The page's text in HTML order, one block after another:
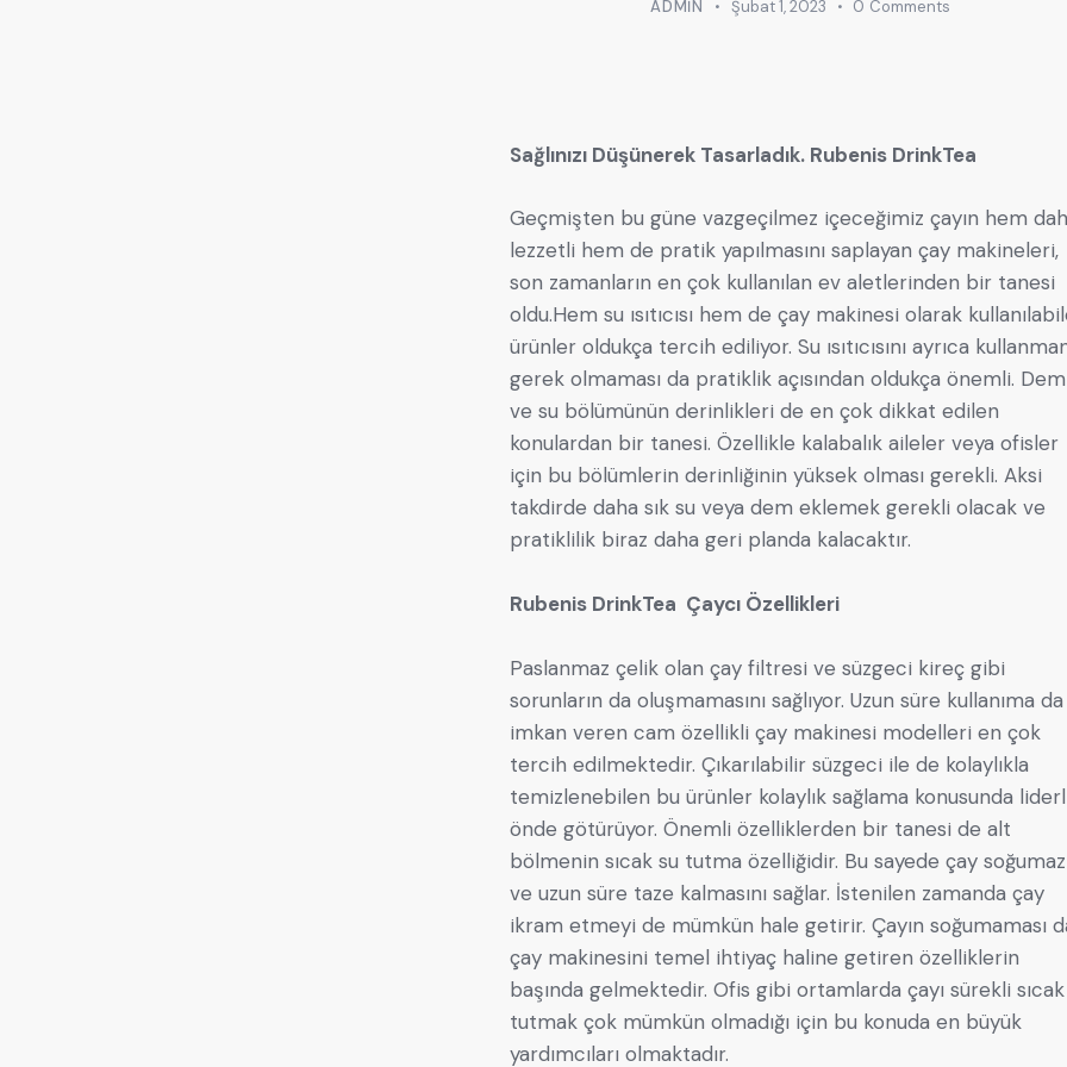
ADMIN Şubat 1, 2023 0 Comments
Sağlınızı Düşünerek Tasarladık. Rubenis DrinkTea
Geçmişten bu güne vazgeçilmez içeceğimiz çayın hem
lezzetli hem de pratik yapılmasını saplayan çay makineleri,
son zamanların en çok kullanılan ev aletlerinden bir tanesi
oldu.Hem su ısıtıcısı hem de çay makinesi olarak
ürünler oldukça tercih ediliyor. Su ısıtıcısını ayrıca
gerek olmaması da pratiklik açısından oldukça önemli.
ve su bölümünün derinlikleri de en çok dikkat edilen
konulardan bir tanesi. Özellikle kalabalık aileler veya ofisler
için bu bölümlerin derinliğinin yüksek olması gerekli. Aksi
takdirde daha sık su veya dem eklemek gerekli olacak ve
pratiklilik biraz daha geri planda kalacaktır.
Rubenis DrinkTea Çaycı Özellikleri
Paslanmaz çelik olan çay filtresi ve süzgeci kireç gibi
sorunların da oluşmamasını sağlıyor. Uzun süre kullanıma da
imkan veren cam özellikli çay makinesi modelleri en çok
tercih edilmektedir. Çıkarılabilir süzgeci ile de kolaylıkla
temizlenebilen bu ürünler kolaylık sağlama konusunda
önde götürüyor. Önemli özelliklerden bir tanesi de alt
bölmenin sıcak su tutma özelliğidir. Bu sayede çay soğumaz
ve uzun süre taze kalmasını sağlar. İstenilen zamanda çay
ikram etmeyi de mümkün hale getirir. Çayın soğumaması
çay makinesini temel ihtiyaç haline getiren özelliklerin
başında gelmektedir. Ofis gibi ortamlarda çayı sürekli sıcak
tutmak çok mümkün olmadığı için bu konuda en büyük
yardımcıları olmaktadır.